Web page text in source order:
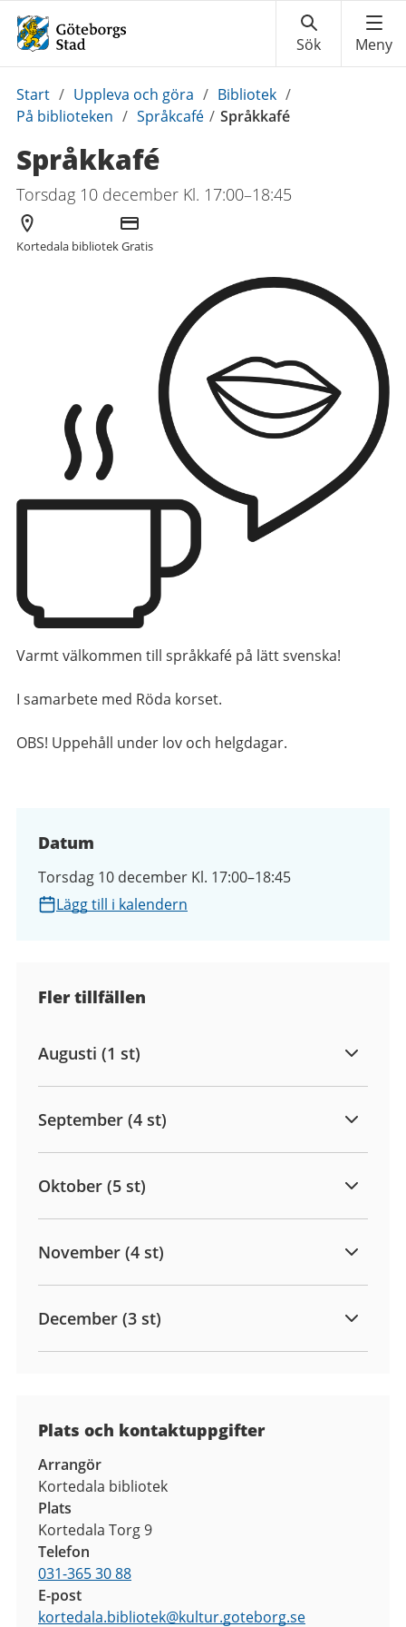
Du
är
Start / Uppleva och göra / Bibliotek /
På biblioteken / Språkcafé / Språkkafé
Språkkafé
Torsdag 10 december Kl. 17:00–18:45
Arrangör
Kortedala bibliotek
Kostnad
Gratis
Varmt välkommen till språkkafé på lätt svenska!
I samarbete med Röda korset.
OBS! Uppehåll under lov och helgdagar.
Datum
Torsdag 10 december Kl. 17:00–18:45
Lägg till i kalendern
Fler tillfällen
Augusti (1 st)
September (4 st)
Oktober (5 st)
November (4 st)
December (3 st)
Plats och kontaktuppgifter
Arrangör
Kortedala bibliotek
Plats
Kortedala Torg 9
Telefon
031-365 30 88
E-post
kortedala.bibliotek@kultur.goteborg.se